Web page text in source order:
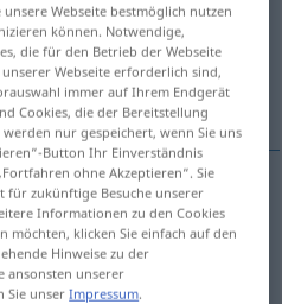
anklicken/antippen)
Webseite bestmöglich nutzen
können. Notwendige,
die für den Betrieb der Webseite
Webseite erforderlich sind,
immer auf Ihrem Endgerät
Cookies, die der Bereitstellung
nur gespeichert, wenn Sie uns
Button Ihr Einverständnis
ohne Akzeptieren“. Sie
zukünftige Besuche unserer
Informationen zu den Cookies
möchten, klicken Sie einfach auf den
Hinweise zu der
ansonsten unserer
Sie unserImpressum.